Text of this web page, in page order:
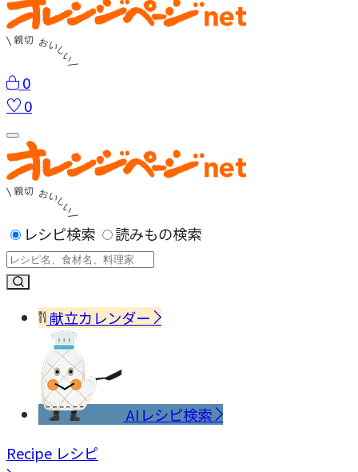
0
0
レシピ検索 読みもの検索
献立カレンダー
AIレシピ検索
Recipe レシピ